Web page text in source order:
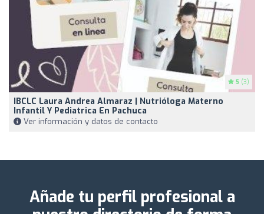
5 (3)
IBCLC Laura Andrea Almaraz | Nutrióloga Materno
Infantil Y Pediatrica En Pachuca
Ver información y datos de contacto
Añade tu perfil profesional a